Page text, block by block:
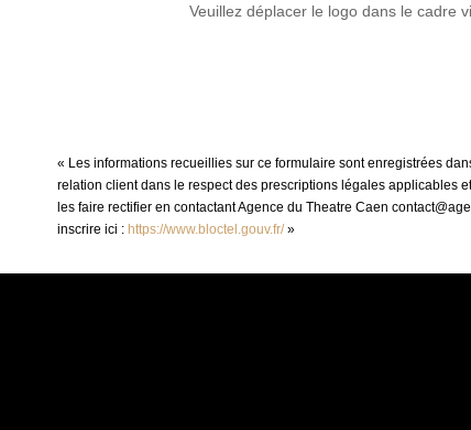
Veuillez déplacer le logo dans le cadre
« Les informations recueillies sur ce formulaire sont enregistrées
relation client dans le respect des prescriptions légales applicables
les faire rectifier en contactant Agence du Theatre Caen
inscrire ici : https://www.bloctel.gouv.fr/»